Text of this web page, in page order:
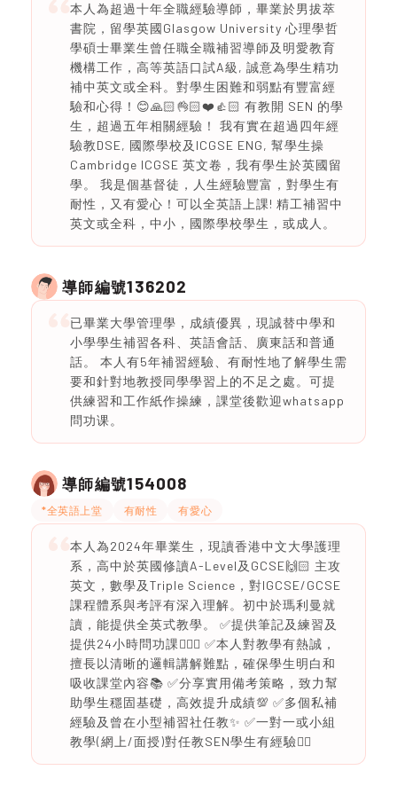
本人為超過十年全職經驗導師，畢業於男拔萃
書院，留學英國Glasgow University 心理學哲
學碩士畢業生曾任職全職補習導師及明愛教育
機構工作，高等英語口試A級, 誠意為學生精功
補中英文或全科。對學生困難和弱點有豐富經
驗和心得！😊🙏🏻👌🏻❤️👍🏻 有教開 SEN 的學
生，超過五年相關經驗！ 我有實在超過四年經
驗教DSE, 國際學校及ICGSE ENG, 幫學生操
Cambridge ICGSE 英文卷，我有學生於英國留
學。 我是個基督徒，人生經驗豐富，對學生有
耐性，又有愛心！可以全英語上課! 精工補習中
英文或全科，中小，國際學校學生，或成人。
導師編號136202
已畢業大學管理學，成績優異，現誠替中學和
小學學生補習各科、英語會話、廣東話和普通
話。 本人有5年補習經驗、有耐性地了解學生需
要和針對地教授同學學習上的不足之處。可提
供練習和工作紙作操練，課堂後歡迎whatsapp
問功课。
導師編號154008
*全英語上堂 有耐性 有愛心
本人為2024年畢業生，現讀香港中文大學護理
系，高中於英國修讀A-Level及GCSE🙌🏻 主攻
英文，數學及Triple Science，對IGCSE/GCSE
課程體系與考評有深入理解。初中於瑪利曼就
讀，能提供全英式教學。 ✅提供筆記及練習及
提供24小時問功課🙋🏻‍♀️ ✅本人對教學有熱誠，
擅長以清晰的邏輯講解難點，確保學生明白和
吸收課堂內容📚 ✅分享實用備考策略，致力幫
助學生穩固基礎，高效提升成績💯 ✅多個私補
經驗及曾在小型補習社任教✨ ✅一對一或小組
教學(網上/面授)對任教SEN學生有經驗👍🏻